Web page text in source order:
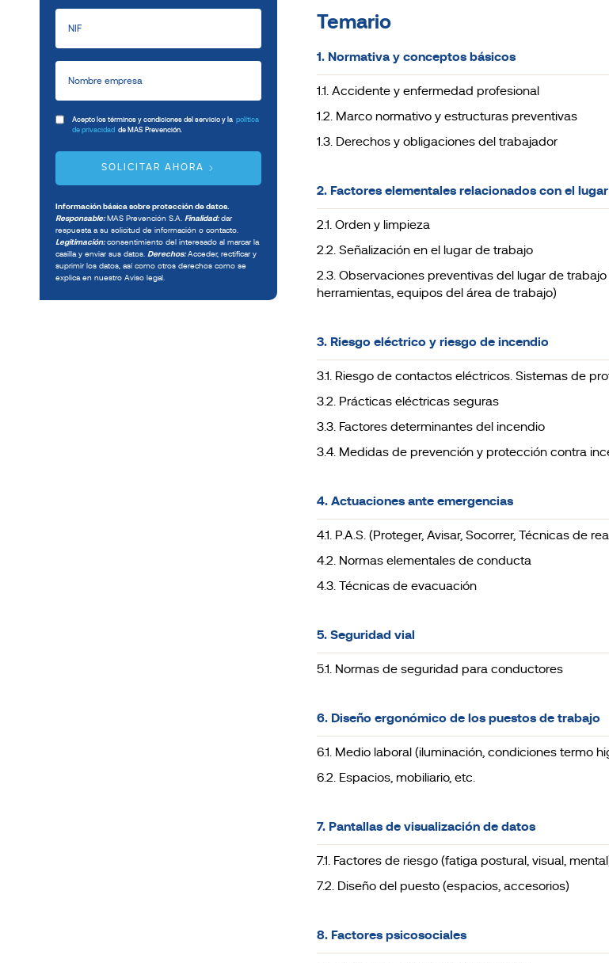
Acepto los términos y condiciones del servicio y la política
de privacidad de MAS Prevención.
SOLICITAR AHORA
Información básica sobre protección de datos.
Responsable: MAS Prevención S.A. Finalidad: dar
respuesta a su solicitud de información o contacto.
Legitimación: consentimiento del interesado al marcar la
casilla y enviar sus datos. Derechos: Acceder, rectificar y
suprimir los datos, así como otros derechos como se
explica en nuestro Aviso legal.
Temario
1. Normativa y conceptos básicos
1.1. Accidente y enfermedad profesional
1.2. Marco normativo y estructuras preventivas
1.3. Derechos y obligaciones del trabajador
2. Factores elementales relacionados con el
2.1. Orden y limpieza
2.2. Señalización en el lugar de trabajo
2.3. Observaciones preventivas del lugar de
herramientas, equipos del área de trabajo)
3. Riesgo eléctrico y riesgo de incendio
3.1. Riesgo de contactos eléctricos. Sistemas de
3.2. Prácticas eléctricas seguras
3.3. Factores determinantes del incendio
3.4. Medidas de prevención y protección contra
4. Actuaciones ante emergencias
4.1. P.A.S. (Proteger, Avisar, Socorrer, Técnicas de
4.2. Normas elementales de conducta
4.3. Técnicas de evacuación
5. Seguridad vial
5.1. Normas de seguridad para conductores
6. Diseño ergonómico de los puestos de trabajo
6.1. Medio laboral (iluminación, condiciones termo
6.2. Espacios, mobiliario, etc.
7. Pantallas de visualización de datos
7.1. Factores de riesgo (fatiga postural, visual,
7.2. Diseño del puesto (espacios, accesorios)
8. Factores psicosociales